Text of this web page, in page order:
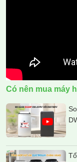
Có nên mua máy